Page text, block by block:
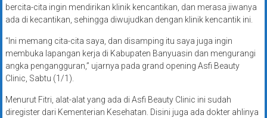
bercita-cita ingin mendirikan klinik kencantikan, dan merasa jiwanya
ada di kecantikan, sehingga diwujudkan dengan klinik kencantik ini.
“Ini memang cita-cita saya, dan disamping itu saya juga ingin
membuka lapangan kerja di Kabupaten Banyuasin dan mengurangi
angka pengangguran,” ujarnya pada grand opening Asfi Beauty
Clinic, Sabtu (1/1).
Menurut Fitri, alat-alat yang ada di Asfi Beauty Clinic ini sudah
diregister dari Kementerian Kesehatan. Disini juga ada dokter ahlinya